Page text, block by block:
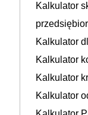
Kalkulator
Kalkulator
Kalkulator
Kalkulator
Kalkulator